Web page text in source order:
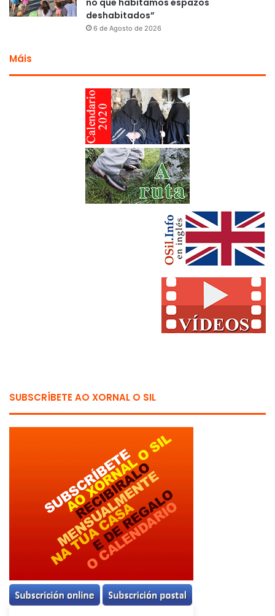
no que habitamos espazos
deshabitados”
6 de Agosto de 2026
Máis
SUBSCRÍBETE AO XORNAL O SIL